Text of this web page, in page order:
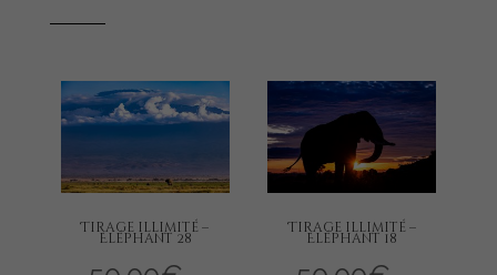
Tirage illimité –
Eléphant 28
Tirage illimité –
Eléphant 18